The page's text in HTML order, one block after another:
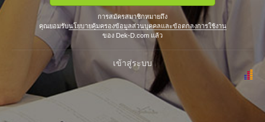
การสมัครสมาชิกหมายถึง
คุณยอมรับนโยบายคุ้มครองข้อมูลส่วนบุคคลและข้อตกลงการใช้งาน
ของ Dek-D.com แล้ว
เข้าสู่ระบบ